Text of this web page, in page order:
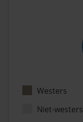
Westers
Niet-westers